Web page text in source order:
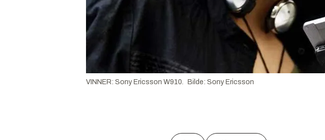
VINNER: Sony Ericsson W910. Bilde: Sony Ericsson